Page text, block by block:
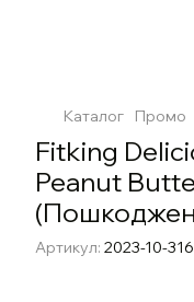
Каталог Промо
Fitking
Peanut
Артикул: 2023-10-